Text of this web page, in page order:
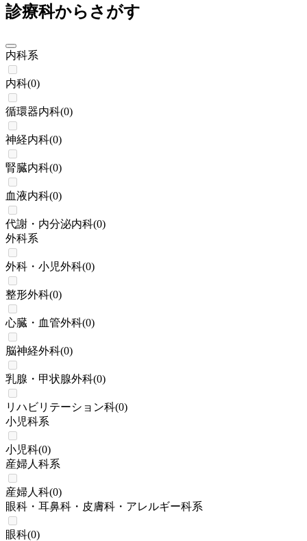
診療科からさがす
内科系
内科(0)
循環器内科(0)
神経内科(0)
腎臓内科(0)
血液内科(0)
代謝・内分泌内科(0)
外科系
外科・小児外科(0)
整形外科(0)
心臓・血管外科(0)
脳神経外科(0)
乳腺・甲状腺外科(0)
リハビリテーション科(0)
小児科系
小児科(0)
産婦人科系
産婦人科(0)
眼科・耳鼻科・皮膚科・アレルギー科系
眼科(0)